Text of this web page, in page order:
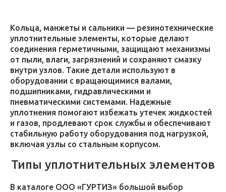
Кольца, манжеты и сальники — резинотехнические
уплотнительные элементы, которые делают
соединения герметичными, защищают механизмы
от пыли, влаги, загрязнений и сохраняют смазку
внутри узлов. Такие детали используют в
оборудовании с вращающимися валами,
подшипниками, гидравлическими и
пневматическими системами. Надежные
уплотнения помогают избежать утечек жидкостей
и газов, продлевают срок службы и обеспечивают
стабильную работу оборудования под нагрузкой,
включая узлы со стальным корпусом.
Типы уплотнительных элементов
В каталоге ООО «ГУРТИЗ» большой выбор